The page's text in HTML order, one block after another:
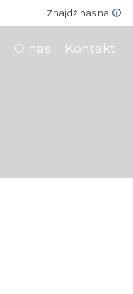
Znajdź nas na
O nas Kontakt